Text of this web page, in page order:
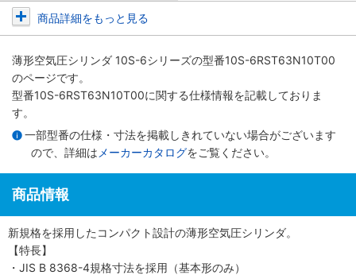
商品詳細をもっと見る
薄形空気圧シリンダ 10S-6シリーズの型番10S-6RST63N10T00
のページです。
型番10S-6RST63N10T00に関する仕様情報を記載しておりま
す。
一部型番の仕様・寸法を掲載しきれていない場合がございます
ので、詳細は メーカーカタログをご覧ください。
商品情報
新規格を採用したコンパクト設計の薄形空気圧シリンダ。
【特長】
・JIS B 8368-4規格寸法を採用（基本形のみ）